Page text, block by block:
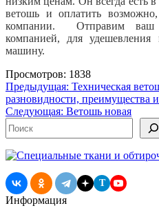
ветошь и оплатить
компании. Отправим ваш
компанией, для
машину.
Просмотров: 1838
Навигация
по
записям
Предыдущая: Техническая
разновидности, преимущества
Следующая: Ветошь новая
Поиск
T
Информация